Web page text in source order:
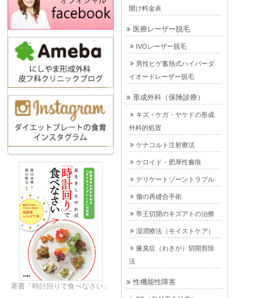
開け料金表
医療レーザー脱毛
IVOレーザー脱毛
男性ヒゲ蓄熱式ハイパーダ
イオードレーザー脱毛
形成外科（保険診療）
キズ・ケガ・ヤケドの形成
外科的処置
ケナコルト注射療法
ケロイド・肥厚性瘢痕
デリケートゾーントラブル
傷の再縫合手術
帝王切開のキズアトの治療
湿潤療法（モイストケア）
腋臭症（わきが）切開剪除
法
性機能性障害
著書「時計回りで食べなさい」